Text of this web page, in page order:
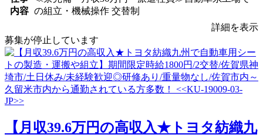
内容 の組立・機械操作 交替制
詳細を表示
募集が停止しています
【月収39.6万円の高収入★トヨタ紡織九